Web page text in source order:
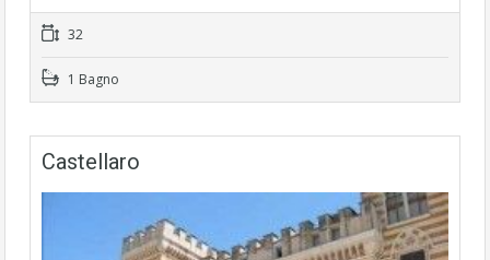
32
1 Bagno
Castellaro